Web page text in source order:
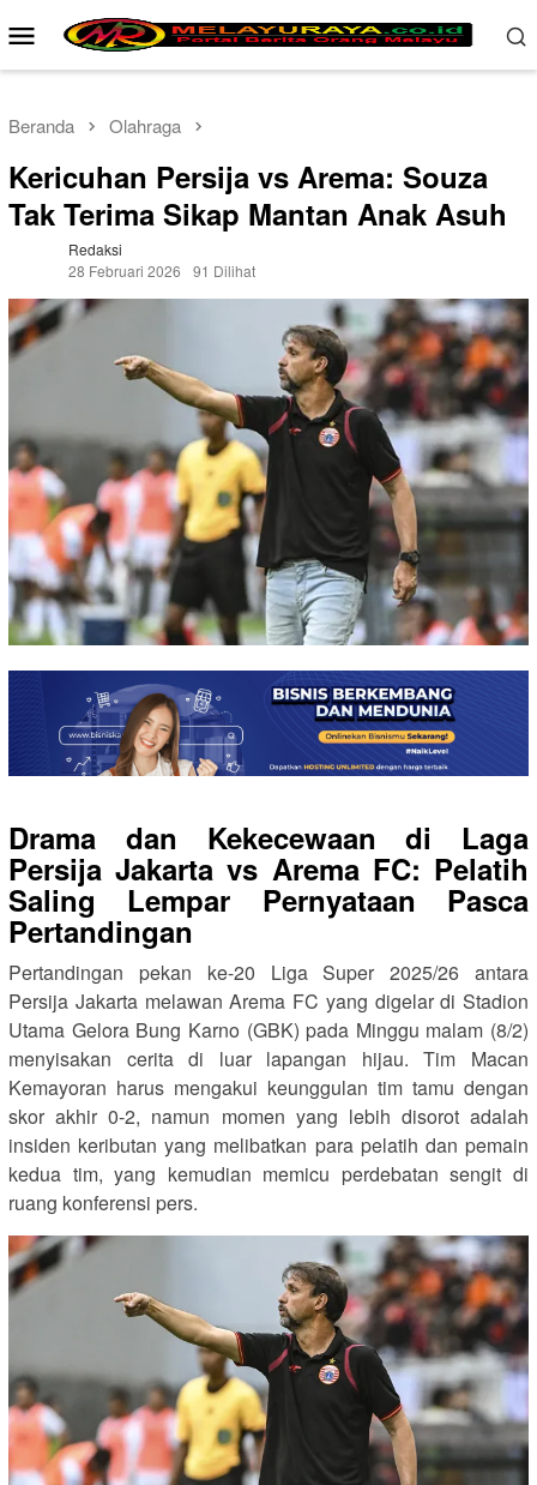
ke
Menu
Mobile
Beranda Olahraga
Kericuhan Persija vs Arema: Souza
Tak Terima Sikap Mantan Anak Asuh
Redaksi
28 Februari 2026
91 Dilihat
Drama dan Kekecewaan di Laga
Persija Jakarta vs Arema FC: Pelatih
Saling Lempar Pernyataan Pasca
Pertandingan
Pertandingan pekan ke-20 Liga Super 2025/26 antara
Persija Jakarta melawan Arema FC yang digelar di Stadion
Utama Gelora Bung Karno (GBK) pada Minggu malam (8/2)
menyisakan cerita di luar lapangan hijau. Tim Macan
Kemayoran harus mengakui keunggulan tim tamu dengan
skor akhir 0-2, namun momen yang lebih disorot adalah
insiden keributan yang melibatkan para pelatih dan pemain
kedua tim, yang kemudian memicu perdebatan sengit di
ruang konferensi pers.